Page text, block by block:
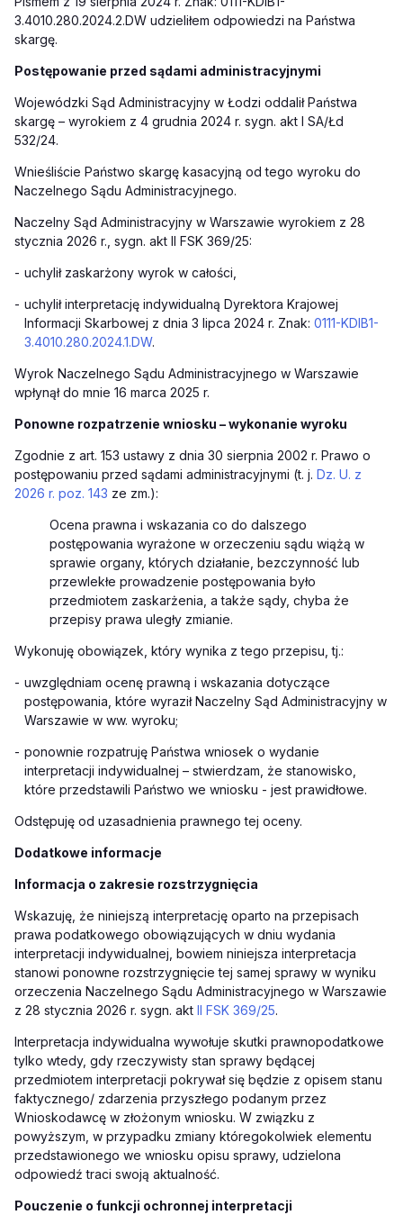
3.4010.280.2024.2.DW udzieliłem odpowiedzi na Państwa
skargę.
Postępowanie przed sądami administracyjnymi
Wojewódzki Sąd Administracyjny w Łodzi oddalił Państwa
skargę – wyrokiem z 4 grudnia 2024 r. sygn. akt I SA/Łd
532/24.
Wnieśliście Państwo skargę kasacyjną od tego wyroku do
Naczelnego Sądu Administracyjnego.
Naczelny Sąd Administracyjny w Warszawie wyrokiem z 28
stycznia 2026 r., sygn. akt II FSK 369/25:
- uchylił zaskarżony wyrok w całości,
- uchylił interpretację indywidualną Dyrektora Krajowej
Informacji Skarbowej z dnia 3 lipca 2024 r. Znak: 0111-KDIB1-
3.4010.280.2024.1.DW.
Wyrok Naczelnego Sądu Administracyjnego w Warszawie
wpłynął do mnie 16 marca 2025 r.
Ponowne rozpatrzenie wniosku – wykonanie wyroku
Zgodnie z art. 153 ustawy z dnia 30 sierpnia 2002 r. Prawo o
postępowaniu przed sądami administracyjnymi (t. j. Dz. U. z
2026 r. poz. 143 ze zm.):
Ocena prawna i wskazania co do dalszego
postępowania wyrażone w orzeczeniu sądu wiążą w
sprawie organy, których działanie, bezczynność lub
przewlekłe prowadzenie postępowania było
przedmiotem zaskarżenia, a także sądy, chyba że
przepisy prawa uległy zmianie.
Wykonuję obowiązek, który wynika z tego przepisu, tj.:
- uwzględniam ocenę prawną i wskazania dotyczące
postępowania, które wyraził Naczelny Sąd Administracyjny w
Warszawie w ww. wyroku;
- ponownie rozpatruję Państwa wniosek o wydanie
interpretacji indywidualnej – stwierdzam, że stanowisko,
które przedstawili Państwo we wniosku - jest prawidłowe.
Odstępuję od uzasadnienia prawnego tej oceny.
Dodatkowe informacje
Informacja o zakresie rozstrzygnięcia
Wskazuję, że niniejszą interpretację oparto na przepisach
prawa podatkowego obowiązujących w dniu wydania
interpretacji indywidualnej, bowiem niniejsza interpretacja
stanowi ponowne rozstrzygnięcie tej samej sprawy w wyniku
orzeczenia Naczelnego Sądu Administracyjnego w Warszawie
z 28 stycznia 2026 r. sygn. akt II FSK 369/25.
Interpretacja indywidualna wywołuje skutki prawnopodatkowe
tylko wtedy, gdy rzeczywisty stan sprawy będącej
przedmiotem interpretacji pokrywał się będzie z opisem stanu
faktycznego/ zdarzenia przyszłego podanym przez
Wnioskodawcę w złożonym wniosku. W związku z
powyższym, w przypadku zmiany któregokolwiek elementu
przedstawionego we wniosku opisu sprawy, udzielona
odpowiedź traci swoją aktualność.
Pouczenie o funkcji ochronnej interpretacji